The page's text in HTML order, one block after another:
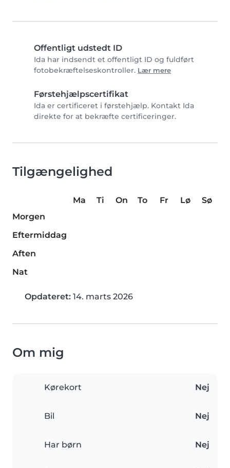
Offentligt udstedt ID
Ida har indsendt et offentligt ID og fuldført
fotobekræftelseskontroller. Lær mere
Førstehjælpscertifikat
Ida er certificeret i førstehjælp. Kontakt Ida
direkte for at bekræfte certificeringer.
Tilgængelighed
Ma Ti On To Fr Lø
Sø
Morgen
Eftermiddag
Aften
Nat
Opdateret: 14. marts 2026
Om mig
Kørekort Nej
Bil Nej
Har børn Nej